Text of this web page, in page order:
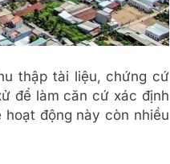
thập tài liệu, chứng cứ
để làm căn cứ xác định
động này còn nhiều